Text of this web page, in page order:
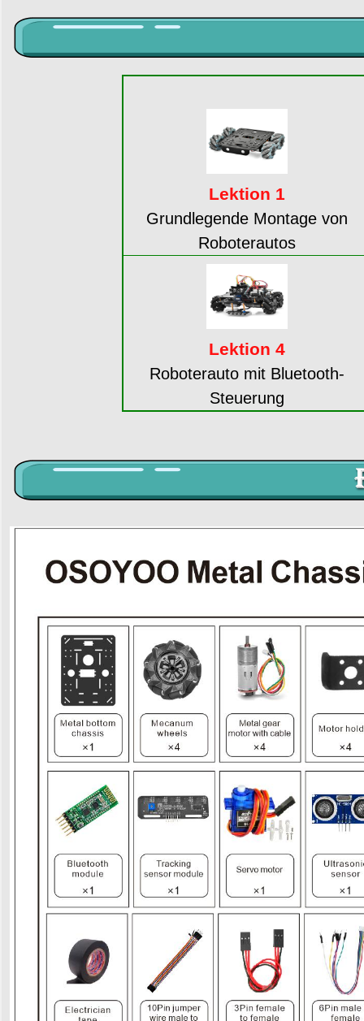
Lektion 1
Grundlegende Montage von
Roboterautos
Lektion 4
Roboterauto mit Bluetooth-
Steuerung